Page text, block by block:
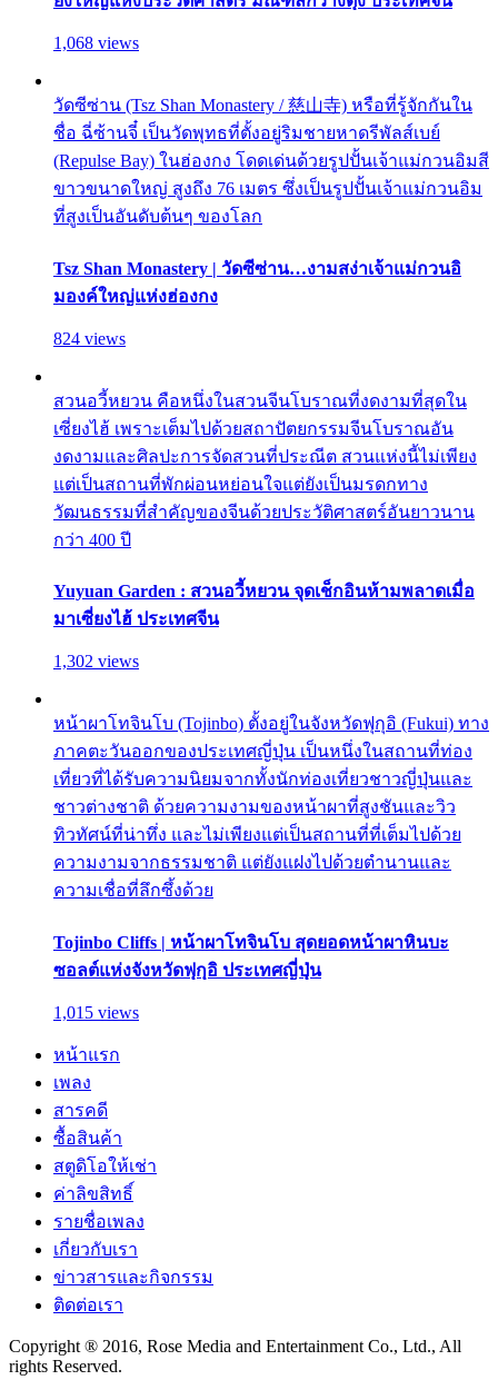
1,068 views
วัดซีซ่าน (Tsz Shan Monastery / 慈山寺) หรือที่รู้จักกันใน
ชื่อ ฉี่ซ้านจี๋ เป็นวัดพุทธที่ตั้งอยู่ริมชายหาดรีพัลส์เบย์
(Repulse Bay) ในฮ่องกง โดดเด่นด้วยรูปปั้นเจ้าแม่กวนอิมสี
ขาวขนาดใหญ่ สูงถึง 76 เมตร ซึ่งเป็นรูปปั้นเจ้าแม่กวนอิม
ที่สูงเป็นอันดับต้นๆ ของโลก
Tsz Shan Monastery | วัดซีซ่าน…งามสง่าเจ้าแม่กวนอิ
มองค์ใหญ่แห่งฮ่องกง
824 views
สวนอวี้หยวน คือหนึ่งในสวนจีนโบราณที่งดงามที่สุดใน
เซี่ยงไฮ้ เพราะเต็มไปด้วยสถาปัตยกรรมจีนโบราณอัน
งดงามและศิลปะการจัดสวนที่ประณีต สวนแห่งนี้ไม่เพียง
แต่เป็นสถานที่พักผ่อนหย่อนใจแต่ยังเป็นมรดกทาง
วัฒนธรรมที่สำคัญของจีนด้วยประวัติศาสตร์อันยาวนาน
กว่า 400 ปี
Yuyuan Garden : สวนอวี้หยวน จุดเช็กอินห้ามพลาดเมื่อ
มาเซี่ยงไฮ้ ประเทศจีน
1,302 views
หน้าผาโทจินโบ (Tojinbo) ตั้งอยู่ในจังหวัดฟุกุอิ (Fukui) ทาง
ภาคตะวันออกของประเทศญี่ปุ่น เป็นหนึ่งในสถานที่ท่อง
เที่ยวที่ได้รับความนิยมจากทั้งนักท่องเที่ยวชาวญี่ปุ่นและ
ชาวต่างชาติ ด้วยความงามของหน้าผาที่สูงชันและวิว
ทิวทัศน์ที่น่าทึ่ง และไม่เพียงแต่เป็นสถานที่ที่เต็มไปด้วย
ความงามจากธรรมชาติ แต่ยังแฝงไปด้วยตำนานและ
ความเชื่อที่ลึกซึ้งด้วย
Tojinbo Cliffs | หน้าผาโทจินโบ สุดยอดหน้าผาหินบะ
ซอลต์แห่งจังหวัดฟุกุอิ ประเทศญี่ปุ่น
1,015 views
หน้าแรก
เพลง
สารคดี
ซื้อสินค้า
สตูดิโอให้เช่า
ค่าลิขสิทธิ์
รายชื่อเพลง
เกี่ยวกับเรา
ข่าวสารและกิจกรรม
ติดต่อเรา
Copyright ® 2016, Rose Media and Entertainment Co., Ltd., All
rights Reserved.